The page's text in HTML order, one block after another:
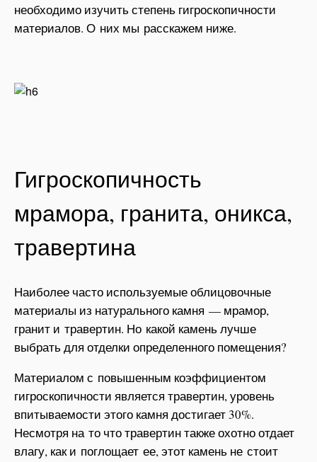
необходимо изучить степень гигроскопичности
материалов. О них мы расскажем ниже.
Гигроскопичность
мрамора, гранита, оникса,
травертина
Наиболее часто используемые облицовочные
материалы из натурального камня — мрамор,
гранит и травертин. Но какой камень лучше
выбрать для отделки определенного помещения?
Материалом с повышенным коэффициентом
гигроскопичности является травертин, уровень
впитываемости этого камня достигает 30%.
Несмотря на то что травертин также охотно отдает
влагу, как и поглощает ее, этот камень не стоит